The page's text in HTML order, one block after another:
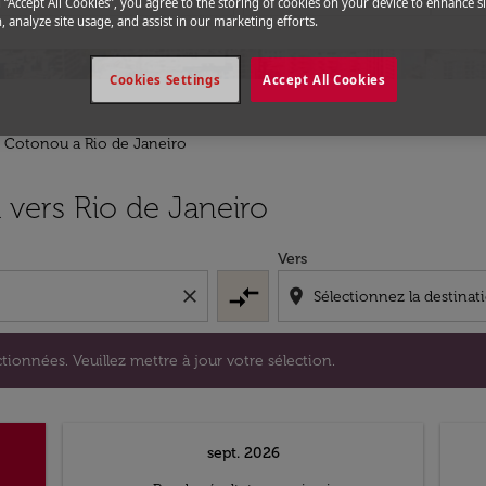
Cotonou a Rio de Janeiro
Rio de Janeiro
close compare_arrows
Vers
location_on
Veuillez mettre à jour votre sélection.
Veuillez mettre à jour votre sélection.
sept. 2026
analyze site usage, and assist in our marketing efforts.
Accept All Cookies
Cookies Settings